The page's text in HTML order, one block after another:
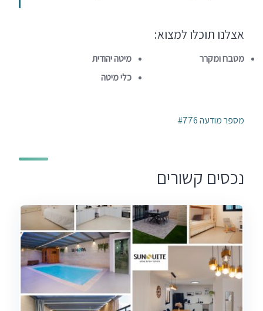
אצלנו תוכלו למצוא:
מטבח ומקרר
מיטה יהודית
כלי מיטה
מספר מודעה #776
נכסים קשורים